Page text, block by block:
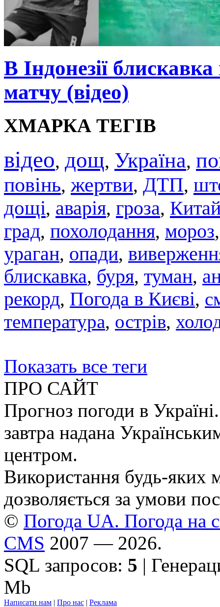
В Індонезії
матчу (відео)
ХМАРКА ТЕГІВ
відео, дощ, Україна,
повінь, жертви, ДТП,
дощі, аварія, гроза,
град, похолодання, мороз
ураган, опади,
блискавка, буря, туман,
рекорд, Погода в Києві,
температура, острів,
Показать все теги
ПРО САЙТ
Прогноз погоди в
завтра надана
центром.
Використання будь-яких
дозволяється за умови
© Погода UA. Погода на
CMS 2007 — 2026.
SQL запросов: 5 |
Mb
Написати нам | Про нас | Реклама